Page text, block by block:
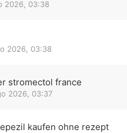
2026, 03:38
2026, 03:38
stromectol france
2026, 03:37
kaufen ohne rezept